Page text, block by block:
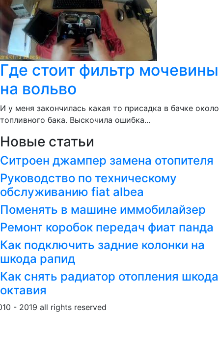
Где стоит фильтр мочевины
на вольво
И у меня закончилась какая то присадка в бачке около
топливного бака. Выскочила ошибка...
Новые статьи
Ситроен джампер замена отопителя
Руководство по техническому
обслуживанию fiat albea
Поменять в машине иммобилайзер
Ремонт коробок передач фиат панда
Как подключить задние колонки на
шкода рапид
Как снять радиатор отопления шкода
октавия
- 2019 all rights reserved